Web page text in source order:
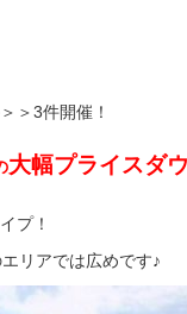
＞3件開催！
大幅プライスダ
プ！
リアでは広めです♪